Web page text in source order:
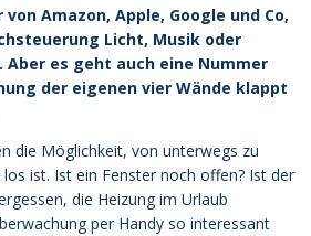
Amazon, Apple, Google und Co,
Licht, Musik oder
Aber es geht auch eine Nummer
der eigenen vier Wände klappt
die Möglichkeit, von unterwegs zu
ist. Ist ein Fenster noch offen? Ist der
die Heizung im Urlaub
per Handy so interessant